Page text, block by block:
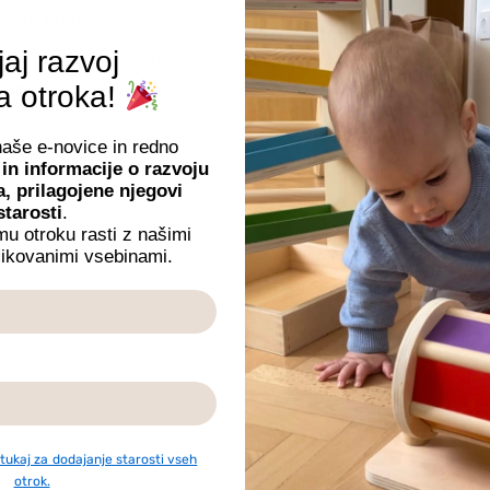
predmetov.
aktivnosti, ki otroku omogočajo ponavljanje,
gibov
dalje
razvoj
otroka!
e-novice in redno
in informacije o razvoju
prilagojene njegovi
.
otroku rasti z našimi
vsebinami.
tukaj za dodajanje starosti vseh
otrok.